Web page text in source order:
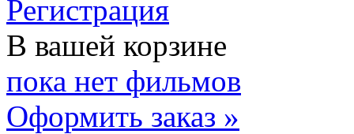
Регистрация
В вашей корзине
пока нет фильмов
Оформить заказ »